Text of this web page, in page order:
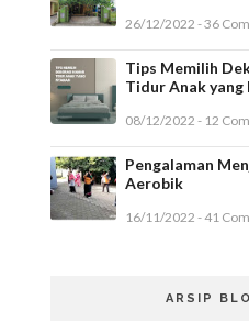
26/12/2022 - 36
Tips Memilih
Tidur Anak yang
08/12/2022 - 12
Pengalaman
Aerobik
16/11/2022 - 41
ARSIP